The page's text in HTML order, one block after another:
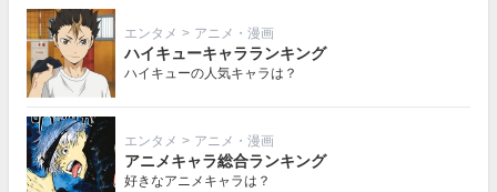
エンタメ > アニメ・漫画
ハイキューキャラランキング
ハイキューの人気キャラは？
エンタメ > アニメ・漫画
アニメキャラ総合ランキング
好きなアニメキャラは？